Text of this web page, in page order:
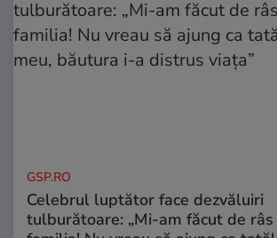
GSP.RO
Celebrul luptător face dezvăluiri
tulburătoare: „Mi-am făcut de râs